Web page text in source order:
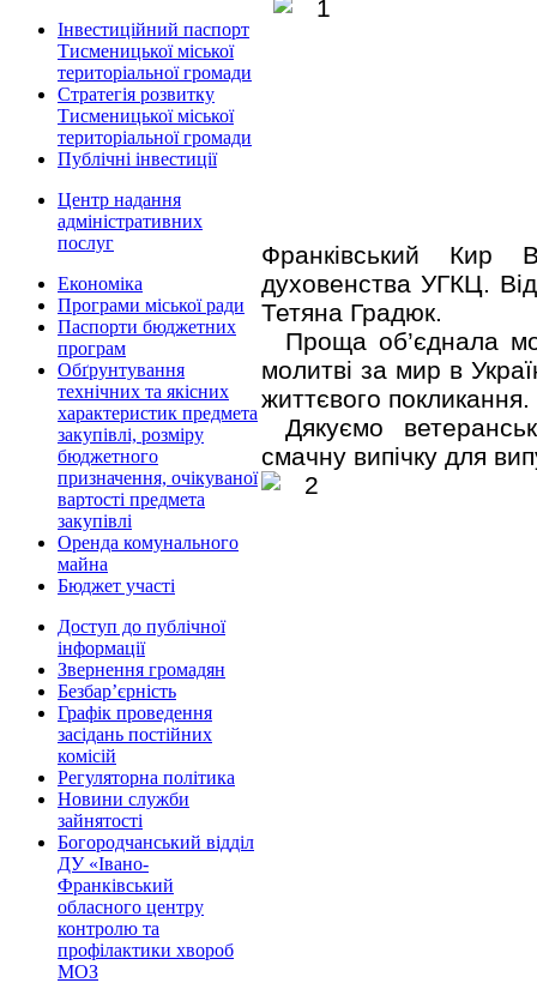
Інвестиційний паспорт
Тисменицької міської
територіальної громади
Стратегія розвитку
Тисменицької міської
територіальної громади
Публічні інвестиції
Центр надання
адміністративних
послуг
Економіка
Програми міської ради
Паспорти бюджетних
програм
Обґрунтування
технічних та якісних
характеристик предмета
закупівлі, розміру
бюджетного
призначення, очікуваної
вартості предмета
закупівлі
Оренда комунального
майна
Бюджет участі
Доступ до публічної
інформації
Звернення громадян
Безбар’єрність
Графік проведення
засідань постійних
комісій
Регуляторна політика
Новини служби
зайнятості
Богородчанський відділ
ДУ «Івано-
Франківський
обласного центру
контролю та
профілактики хвороб
МОЗ
Франківський Кир
духовенства УГКЦ.
Тетяна Градюк.
Проща об’єднала
молитві за мир в
життєвого покликання.
Дякуємо
смачну випічку для